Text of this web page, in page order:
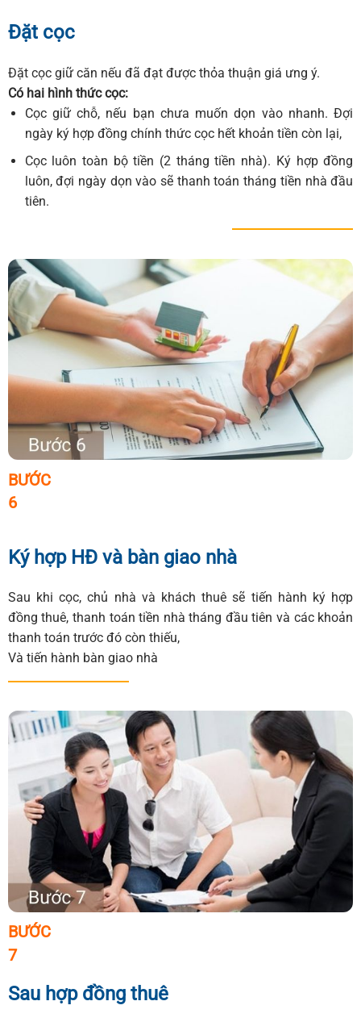
Đặt cọc
Đặt cọc giữ căn nếu đã đạt được thỏa thuận giá ưng ý.
Có hai hình thức cọc:
Cọc giữ chỗ, nếu bạn chưa muốn dọn vào nhanh. Đợi
ngày ký hợp đồng chính thức cọc hết khoản tiền còn lại,
Cọc luôn toàn bộ tiền (2 tháng tiền nhà). Ký hợp đồng
luôn, đợi ngày dọn vào sẽ thanh toán tháng tiền nhà đầu
tiên.
BƯỚC
6
Ký hợp HĐ và bàn giao nhà
Sau khi cọc, chủ nhà và khách thuê sẽ tiến hành ký hợp
đồng thuê, thanh toán tiền nhà tháng đầu tiên và các khoản
thanh toán trước đó còn thiếu,
Và tiến hành bàn giao nhà
BƯỚC
7
Sau hợp đồng thuê